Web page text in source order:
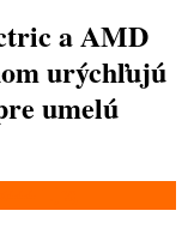
a AMD
urýchľujú
umelú